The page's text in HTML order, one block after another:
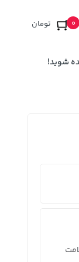
تومان 0
شوید!